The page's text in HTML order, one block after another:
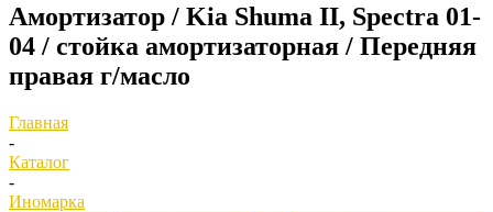
Амортизатор / Kia Shuma II, Spectra 01-
04 / стойка амортизаторная / Передняя
правая г/масло
Главная
-
Каталог
-
Иномарка